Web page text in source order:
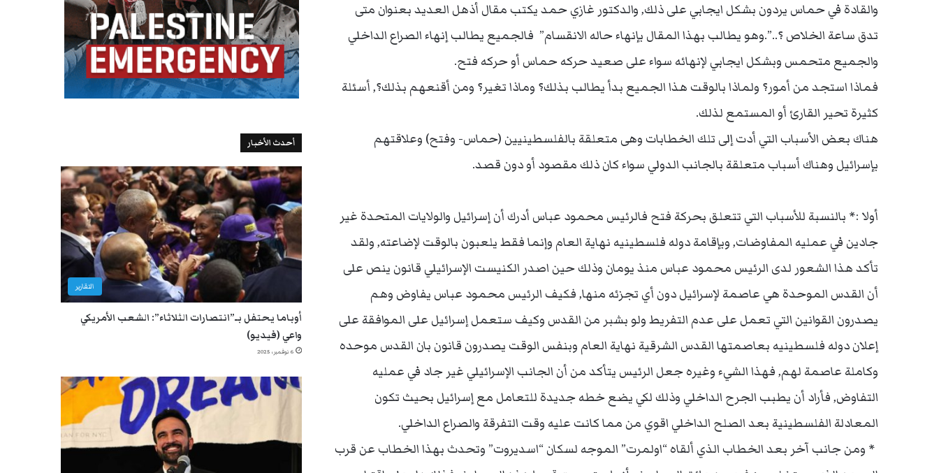
والقادة في حماس يردون بشكل ايجابي على ذلك, والدكتور غازي حمد يكتب مقال أذهل العديد بعنوان متى
تدق ساعة الخلاص ؟..”.وهو يطالب بهذا المقال بإنهاء حاله الانقسام” فالجميع يطالب إنهاء الصراع الداخلي
والجميع متحمس وبشكل ايجابي لإنهائه سواء على صعيد حركه حماس أو حركه فتح.
فماذا استجد من أمور؟ ولماذا بالوقت هذا الجميع بدأ يطالب بذلك؟ وماذا تغير؟ ومن أقنعهم بذلك؟, أسئلة
كثيرة تحير القارئ أو المستمع لذلك.
هناك بعض الأسباب التي أدت إلى تلك الخطابات وهى متعلقة بالفلسطينيين (حماس- وفتح) وعلاقتهم
بإسرائيل وهناك أسباب متعلقة بالجانب الدولي سواء كان ذلك مقصود أو دون قصد.
أولا :* بالنسبة للأسباب التي تتعلق بحركة فتح فالرئيس محمود عباس أدرك أن إسرائيل والولايات المتحدة غير
جادين في عمليه المفاوضات, وبإقامة دوله فلسطينيه نهاية العام وإنما فقط يلعبون بالوقت لإضاعته, ولقد
تأكد هذا الشعور لدى الرئيس محمود عباس منذ يومان وذلك حين اصدر الكنيست الإسرائيلي قانون ينص على
أن القدس الموحدة هي عاصمة لإسرائيل دون أي تجزئه منها, فكيف الرئيس محمود عباس يفاوض وهم
يصدرون القوانين التي تعمل على عدم التفريط ولو بشبر من القدس وكيف ستعمل إسرائيل على الموافقة على
إعلان دوله فلسطينيه بعاصمتها القدس الشرقية نهاية العام وبنفس الوقت يصدرون قانون بان القدس موحده
وكاملة عاصمة لهم, فهذا الشيء وغيره جعل الرئيس يتأكد من أن الجانب الإسرائيلي غير جاد في عمليه
التفاوض, فأراد أن يطبب الجرح الداخلي وذلك لكي يضع خطه جديدة للتعامل مع إسرائيل بحيث تكون
المعادلة الفلسطينية بعد الصلح الداخلي اقوي من مما كانت عليه وقت التفرقة والصراع الداخلي.
* ومن جانب آخر بعد الخطاب الذي ألقاه “اولمرت” الموجه لسكان “اسديروت” وتحدث بهذا الخطاب عن قرب
أحدث الأخبار
التقارير
أوباما يحتفل بـ”انتصارات الثلاثاء”: الشعب الأمريكي
واعي (فيديو)
6 نوفمبر، 2025